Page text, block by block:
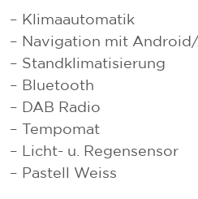
– Klimaautomatik
– Navigation mit
– Standklimatisierung
– Bluetooth
– DAB Radio
– Tempomat
– Licht- u. Regensensor
– Pastell Weiss